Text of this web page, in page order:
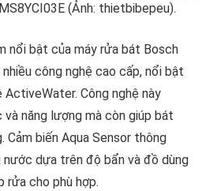
(Ảnh: thietbibepeu).
nổi bật của máy rửa bát Bosch
công nghệ cao cấp, nổi bật
Công nghệ này
năng lượng mà còn giúp bát
Cảm biến Aqua Sensor thông
dựa trên độ bẩn và đồ dùng
rửa cho phù hợp.